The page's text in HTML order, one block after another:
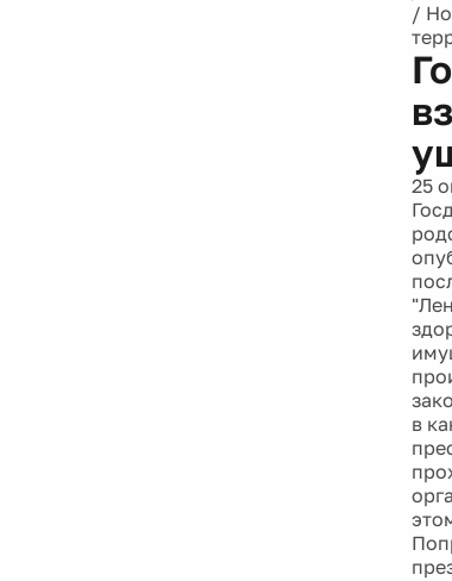
/
25
в